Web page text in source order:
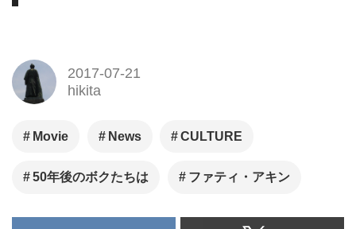
2017-07-21
hikita
Movie News CULTURE
50年後のボクたちは ファティ・アキン